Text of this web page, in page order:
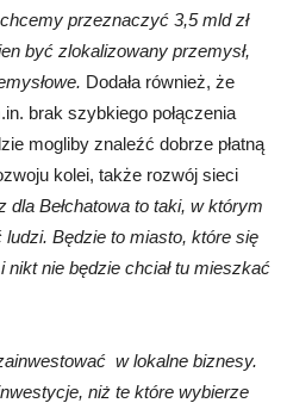
przeznaczyć 3,5 mld zł
być zlokalizowany przemysł,
Dodała również, że
brak szybkiego połączenia
mogliby znaleźć dobrze płatną
kolei, także rozwój sieci
dla Bełchatowa to taki, w którym
ludzi. Będzie to miasto, które się
nie będzie chciał tu mieszkać
w lokalne biznesy.
niż te które wybierze